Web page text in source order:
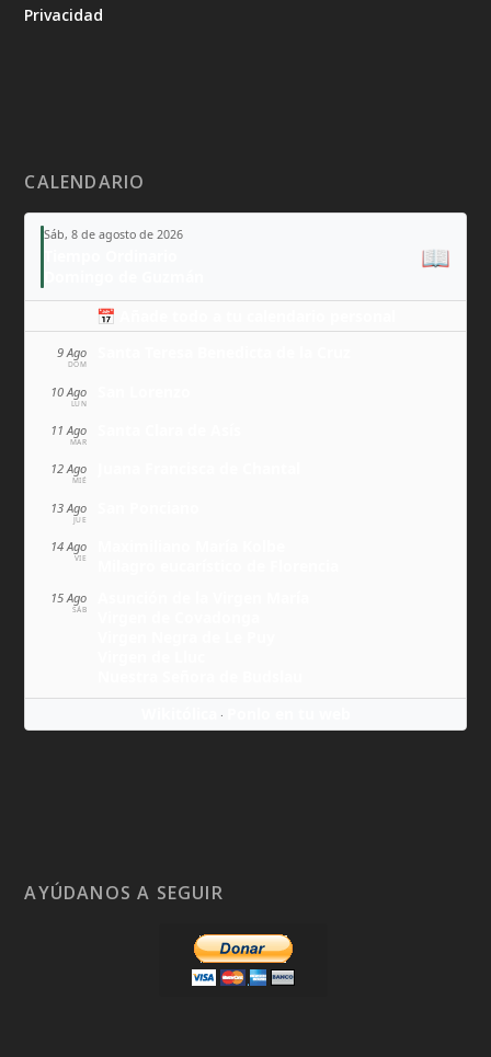
Privacidad
CALENDARIO
Sáb, 8 de agosto de 2026
📖
📅 Añade todo a tu calendario personal
9 Ago
DOM
10 Ago
LUN
11 Ago
MAR
12 Ago
MIÉ
13 Ago
JUE
14 Ago
VIE
15 Ago
SÁB
·
AYÚDANOS A SEGUIR